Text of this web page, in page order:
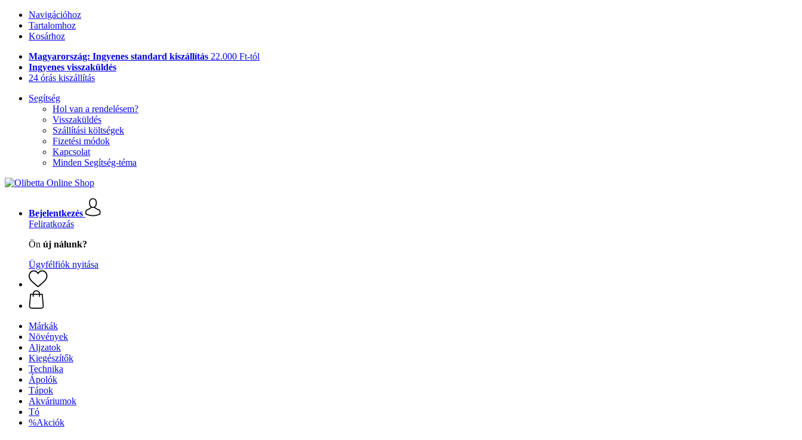
Navigációhoz
Tartalomhoz
Kosárhoz
Magyarország: Ingyenes standard kiszállítás 22.000 Ft-tól
Ingyenes visszaküldés
24 órás kiszállítás
Segítség
Hol van a rendelésem?
Visszaküldés
Szállítási költségek
Fizetési módok
Kapcsolat
Minden Segítség-téma
Bejelentkezés
Feliratkozás
Ön új nálunk?
Ügyfélfiók nyitása
Márkák
Növények
Aljzatok
Kiegészítők
Technika
Ápolók
Tápok
Akváriumok
Tó
%Akciók